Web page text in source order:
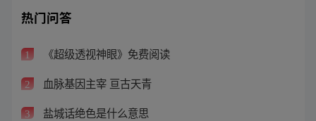
热门问答
1 《超级透视神眼》免费阅读
2 血脉基因主宰 亘古天青
3 盐城话绝色是什么意思